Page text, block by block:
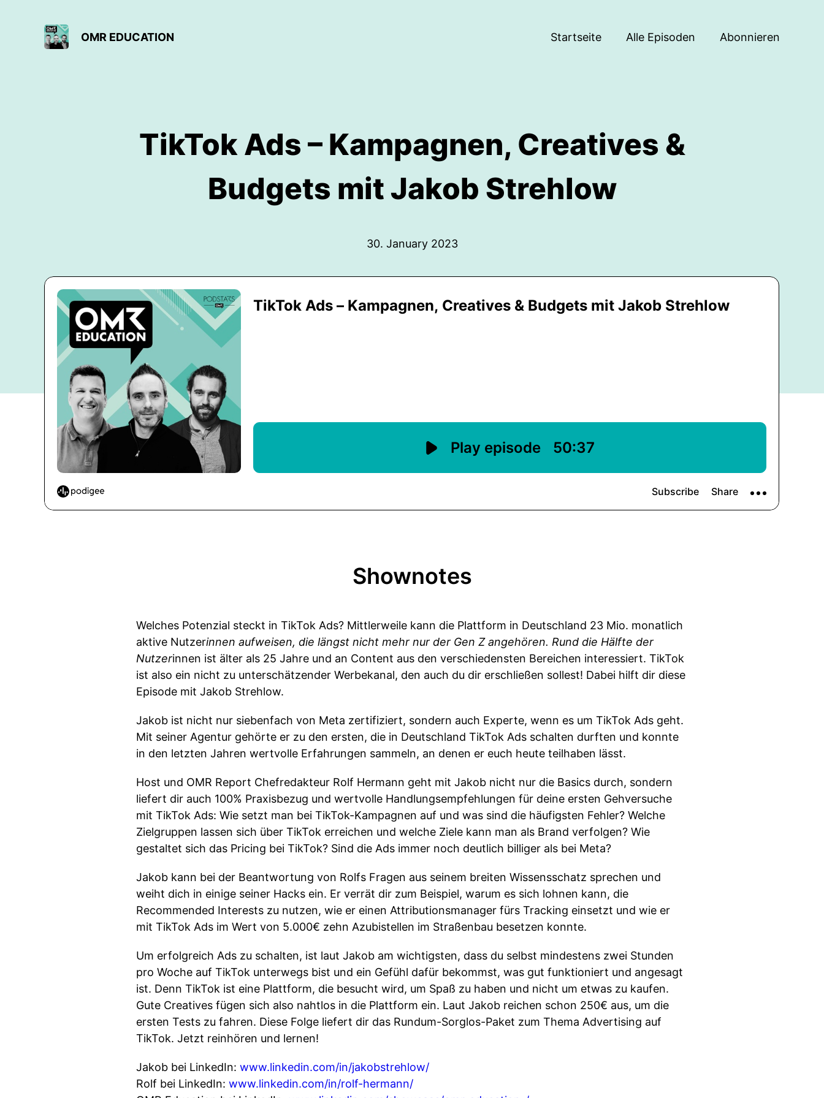
OMR EDUCATION Startseite Alle Episoden Abonnieren
TikTok Ads – Kampagnen, Creatives &
Budgets mit Jakob Strehlow
30. January 2023
Shownotes
Welches Potenzial steckt in TikTok Ads? Mittlerweile kann die Plattform in Deutschland 23 Mio. monatlich
aktive Nutzerinnen aufweisen, die längst nicht mehr nur der Gen Z angehören. Rund die Hälfte der
Nutzerinnen ist älter als 25 Jahre und an Content aus den verschiedensten Bereichen interessiert. TikTok
ist also ein nicht zu unterschätzender Werbekanal, den auch du dir erschließen sollest! Dabei hilft dir diese
Episode mit Jakob Strehlow.
Jakob ist nicht nur siebenfach von Meta zertifiziert, sondern auch Experte, wenn es um TikTok Ads geht.
Mit seiner Agentur gehörte er zu den ersten, die in Deutschland TikTok Ads schalten durften und konnte
in den letzten Jahren wertvolle Erfahrungen sammeln, an denen er euch heute teilhaben lässt.
Host und OMR Report Chefredakteur Rolf Hermann geht mit Jakob nicht nur die Basics durch, sondern
liefert dir auch 100% Praxisbezug und wertvolle Handlungsempfehlungen für deine ersten Gehversuche
mit TikTok Ads: Wie setzt man bei TikTok-Kampagnen auf und was sind die häufigsten Fehler? Welche
Zielgruppen lassen sich über TikTok erreichen und welche Ziele kann man als Brand verfolgen? Wie
gestaltet sich das Pricing bei TikTok? Sind die Ads immer noch deutlich billiger als bei Meta?
Jakob kann bei der Beantwortung von Rolfs Fragen aus seinem breiten Wissensschatz sprechen und
weiht dich in einige seiner Hacks ein. Er verrät dir zum Beispiel, warum es sich lohnen kann, die
Recommended Interests zu nutzen, wie er einen Attributionsmanager fürs Tracking einsetzt und wie er
mit TikTok Ads im Wert von 5.000€ zehn Azubistellen im Straßenbau besetzen konnte.
Um erfolgreich Ads zu schalten, ist laut Jakob am wichtigsten, dass du selbst mindestens zwei Stunden
pro Woche auf TikTok unterwegs bist und ein Gefühl dafür bekommst, was gut funktioniert und angesagt
ist. Denn TikTok ist eine Plattform, die besucht wird, um Spaß zu haben und nicht um etwas zu kaufen.
Gute Creatives fügen sich also nahtlos in die Plattform ein. Laut Jakob reichen schon 250€ aus, um die
ersten Tests zu fahren. Diese Folge liefert dir das Rundum-Sorglos-Paket zum Thema Advertising auf
TikTok. Jetzt reinhören und lernen!
Jakob bei LinkedIn: www.linkedin.com/in/jakobstrehlow/
Rolf bei LinkedIn: www.linkedin.com/in/rolf-hermann/